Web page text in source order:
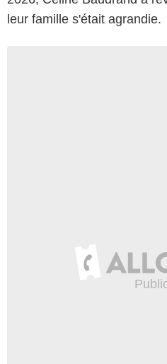
leur famille s'était agrandie.